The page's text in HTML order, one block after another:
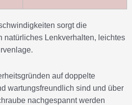
sorgt die
natürliches Lenkverhalten, leichtes
auf doppelte
wartungsfreundlich sind und über
nachgespannt werden